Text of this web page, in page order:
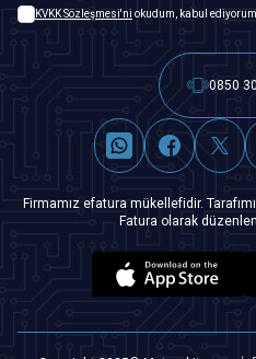
KVKK Sözleşmesi'ni okudum, kabul ediyorum.
0850
Firmamız efatura mükellefidir.
Fatura olarak